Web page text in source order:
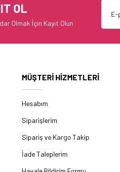
OL
Olmak İçin Kayıt Olun
MÜŞTERİ HİZMETLERİ
Hesabım
Siparişlerim
Sipariş ve Kargo Takip
İade Taleplerim